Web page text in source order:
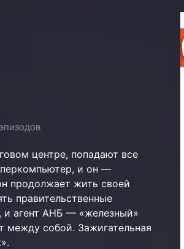
центре, попадают все
и он —
продолжает жить своей
правительственные
и агент АНБ — «железный»
между собой. Зажигательная